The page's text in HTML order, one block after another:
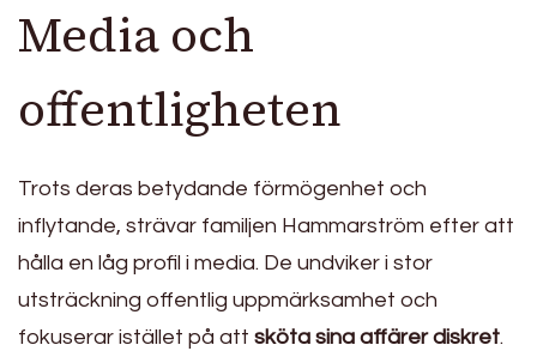
Media och
offentligheten
Trots deras betydande förmögenhet och
inflytande, strävar familjen Hammarström efter att
hålla en låg profil i media. De undviker i stor
utsträckning offentlig uppmärksamhet och
fokuserar istället på att sköta sina affärer diskret.